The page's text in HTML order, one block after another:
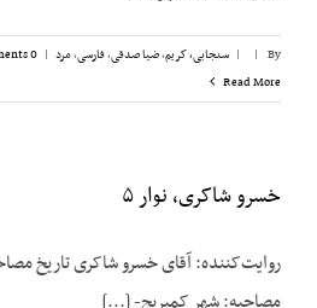
By
|
| سنجابی، کریم,ضیا صدقی,فارسی,مرد |
0 Comments
Read More
خسرو شاکری، نوار ۵